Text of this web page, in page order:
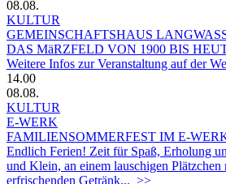
08.08.
KULTUR
GEMEINSCHAFTSHAUS
DAS MäRZFELD VON 1900 BIS
Weitere Infos zur Veranstaltung auf der
14.00
08.08.
KULTUR
E-WERK
FAMILIENSOMMERFEST IM E-
Endlich Ferien! Zeit für Spaß, Erholung
und Klein, an einem lauschigen Plätzchen
erfrischenden Getränk... >>